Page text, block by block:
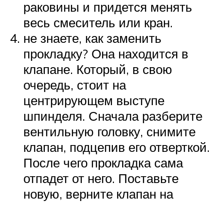
раковины и придется менять
весь смеситель или кран.
не знаете, как заменить
прокладку? Она находится в
клапане. Который, в свою
очередь, стоит на
центрирующем выступе
шпинделя. Сначала разберите
вентильную головку, снимите
клапан, подцепив его отверткой.
После чего прокладка сама
отпадет от него. Поставьте
новую, верните клапан на